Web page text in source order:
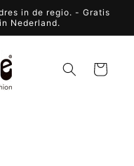
in de regio. - Gratis
Nederland.
Winkelwagen